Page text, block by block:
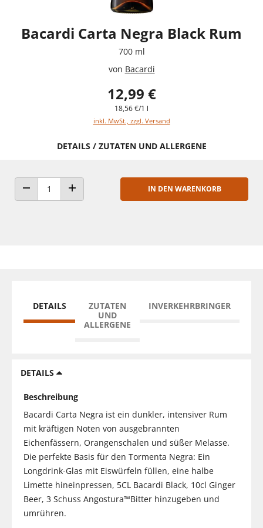
Bacardi Carta Negra Black Rum
700 ml
von Bacardi
12,99 €
18,56 €/1 l
inkl. MwSt., zzgl. Versand
DETAILS / ZUTATEN UND ALLERGENE
ANZAHL VERRINGERNANZAHL ERHÖHEN
IN DEN WARENKORB
DETAILS
ZUTATEN
UND
ALLERGENE
INVERKEHRBRINGER
DETAILS
Beschreibung
Bacardi Carta Negra ist ein dunkler, intensiver Rum
mit kräftigen Noten von ausgebrannten
Eichenfässern, Orangenschalen und süßer Melasse.
Die perfekte Basis für den Tormenta Negra: Ein
Longdrink-Glas mit Eiswürfeln füllen, eine halbe
Limette hineinpressen, 5CL Bacardi Black, 10cl Ginger
Beer, 3 Schuss Angostura™Bitter hinzugeben und
umrühren.